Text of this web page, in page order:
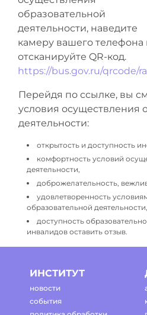
образовательной
деятельности, наведите
камеру вашего телефона
отсканируйте QR-код.
https://bus.gov.ru/qrcode/
Перейдя по ссылке, вы
условия осуществления
деятельности:
открытость и доступность
комфортность условий
деятельности,
доброжелательность,
удовлетворенность
образовательной деятельности,
доступность
инвалидов оставить отзыв.
ИНСТИТУТ
новости
события